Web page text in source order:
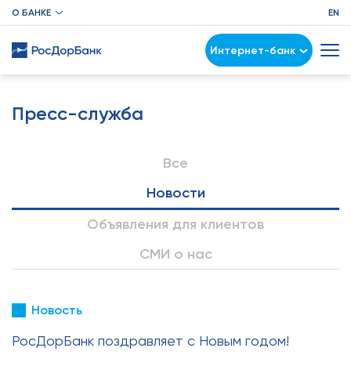
О БАНКЕ EN
Интернет-банк
Пресс-служба
Все
Новости
Объявления для клиентов
СМИ о нас
Новость
РосДорБанк поздравляет с Новым годом!